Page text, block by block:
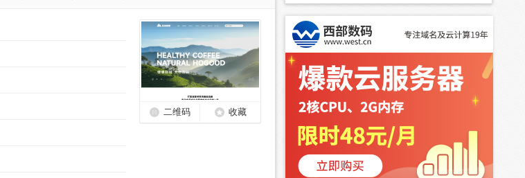
二维码 收藏